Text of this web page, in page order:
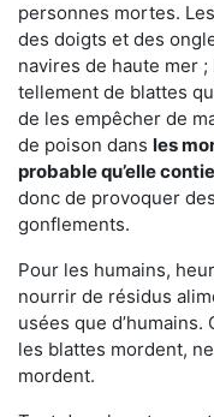
personnes mortes.
des doigts et des
navires de haute mer
tellement de blattes
de les empêcher de
de poison dans les
probable qu’elle
donc de provoquer
gonflements.
Pour les humains,
nourrir de résidus
usées que
les blattes mordent,
mordent.